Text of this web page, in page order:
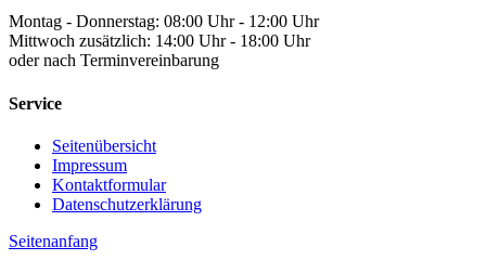
Montag - Donnerstag: 08:00 Uhr - 12:00 Uhr
Mittwoch zusätzlich: 14:00 Uhr - 18:00 Uhr
oder nach Terminvereinbarung
Service
Seitenübersicht
Impressum
Kontaktformular
Datenschutzerklärung
Seitenanfang